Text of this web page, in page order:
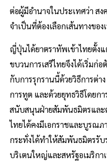
ต่อผู้มีอำนาจในประเทศว่า สง
จำเป็นที่ต้องเลือกเส้นทางของ
ญี่ปุ่นได้ยาตราทัพเข้าไทยตั้ง
ขบวนการเสรีไทยจึงได้เริ่มก่
กับการรุกรานนี้ด้วยวิธีการต่
การทูต และด้วยยุทธวิธีโดยก
สนับสนุนฝ่ายสัมพันธมิตรแล
ไทยได้คงมีเอกราชและบูร
กระทั่งได้ทำให้สัมพันธมิตรรับ
บริเตนใหญ่และสหรัฐอเมริก